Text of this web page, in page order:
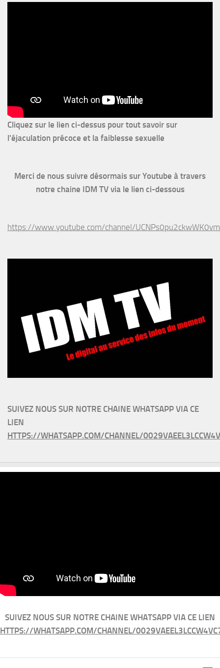
Cliquez sur le lien ci-dessus pour tout savoir sur
l'éjaculation précoce et la faiblesse sexuelle
Merci de nous suivre désormais sur Youtube à travers
notre chaine IDM TV via le lien ci-dessous
https://www.youtube.com/channel/
SUIVEZ NOUS SUR NOTRE CHAINE WHATSAPP VIA CE
LIEN
HTTPS://WHATSAPP.COM/CHANNEL/
SUIVEZ NOUS SUR NOTRE CHAINE WHATSAPP VIA CE LIEN
HTTPS://WHATSAPP.COM/CHANNEL/